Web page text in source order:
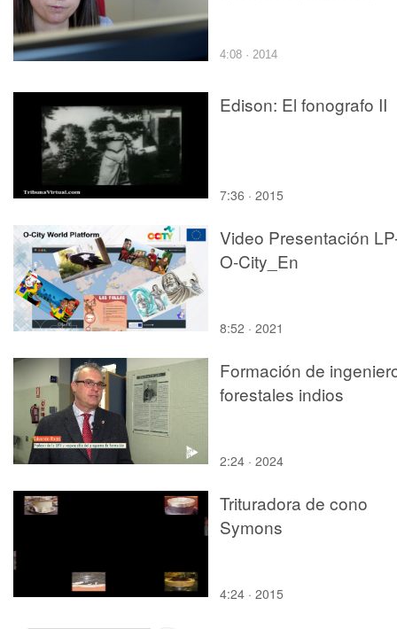
4:08 · 2014
Edison: El fonografo II
7:36 · 2015
Video Presentación
O-City_En
8:52 · 2021
Formación de
forestales indios
2:24 · 2024
Trituradora de cono
Symons
4:24 · 2015